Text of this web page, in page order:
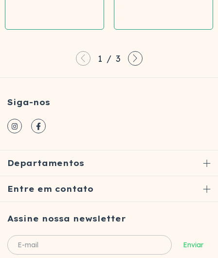
1 / 3
Siga-nos
Departamentos
Entre em contato
Assine nossa newsletter